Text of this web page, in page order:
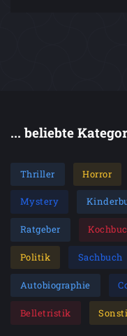
... beliebte
Thriller Horror
Mystery
Ratgeber
Politik Sachbuch
Autobiographie
Belletristik